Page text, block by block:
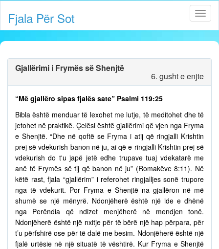
Fjala Për Sot
Gjallërimi i Frymës së Shenjtë
6. gusht e enjte
“Më gjallëro sipas fjalës sate” Psalmi 119:25
Bibla është menduar të lexohet me lutje, të meditohet dhe të
jetohet në praktikë. Çelësi është gjallërimi që vjen nga Fryma
e Shenjtë. “Dhe në qoftë se Fryma i atij që ringjalli Krishtin
prej së vdekurish banon në ju, ai që e ringjalli Krishtin prej së
vdekurish do t'u japë jetë edhe trupave tuaj vdekatarë me
anë të Frymës së tij që banon në ju” (Romakëve 8:11). Në
këtë rast, fjala “gjallërim” i referohet ringjalljes sonë trupore
nga të vdekurit. Por Fryma e Shenjtë na gjallëron në më
shumë se një mënyrë. Ndonjëherë është një ide e dhënë
nga Perëndia që ndizet menjëherë në mendjen tonë.
Ndonjëherë është një nxitje për të bërë një hap përpara, për
t’u përfshirë ose për të dalë me besim. Ndonjëherë është një
fjalë urtësie në një situatë të vështirë. Kur Fryma e Shenjtë